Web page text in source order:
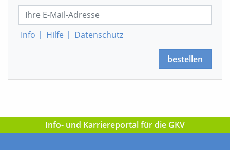
Info | Hilfe | Datenschutz
bestellen
Info- und Karriereportal für die GKV